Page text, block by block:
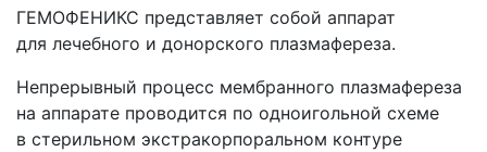
ГЕМОФЕНИКС представляет собой аппарат
для лечебного и донорского плазмафереза.
Непрерывный процесс мембранного плазмафереза
на аппарате проводится по одноигольной схеме
в стерильном экстракорпоральном контуре